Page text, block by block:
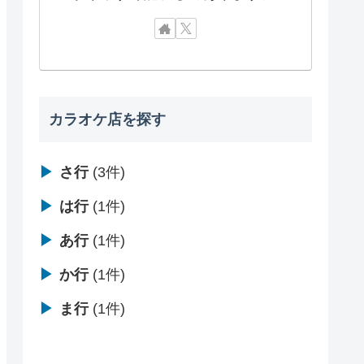
カラオケ店を探す
▶ さ行(3件)
▶ は行(1件)
▶ あ行(1件)
▶ か行(1件)
▶ ま行(1件)